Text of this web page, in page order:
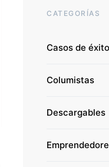
CATEGORÍAS
Casos de éxito
Columistas
Descargables